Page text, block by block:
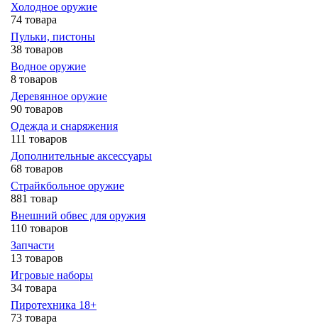
Холодное оружие
74 товара
Пульки, пистоны
38 товаров
Водное оружие
8 товаров
Деревянное оружие
90 товаров
Одежда и снаряжения
111 товаров
Дополнительные аксессуары
68 товаров
Страйкбольное оружие
881 товар
Внешний обвес для оружия
110 товаров
Запчасти
13 товаров
Игровые наборы
34 товара
Пиротехника 18+
73 товара